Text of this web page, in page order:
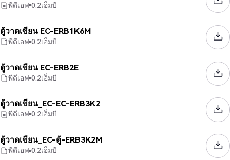
พีดีเอฟ 0.2เอ็มบี
ตู้วาดเขียน EC-ERB1K6M
พีดีเอฟ 0.2เอ็มบี
ตู้วาดเขียน EC-ERB2E
พีดีเอฟ 0.2เอ็มบี
ตู้วาดเขียน_EC-EC-ERB3K2
พีดีเอฟ 0.2เอ็มบี
ตู้วาดเขียน_EC-ตู้-ERB3K2M
พีดีเอฟ 0.2เอ็มบี